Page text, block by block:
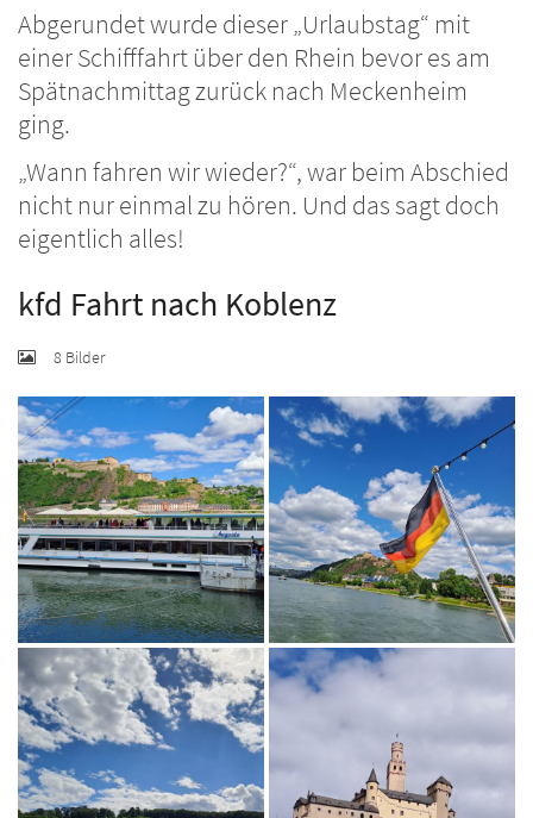
Abgerundet wurde dieser „Urlaubstag“ mit
einer Schifffahrt über den Rhein bevor es am
Spätnachmittag zurück nach Meckenheim
ging.
„Wann fahren wir wieder?“, war beim Abschied
nicht nur einmal zu hören. Und das sagt doch
eigentlich alles!
kfd Fahrt nach Koblenz
8 Bilder